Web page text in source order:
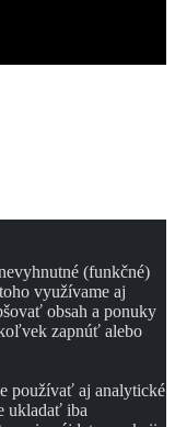
(funkčné)
využívame aj
obsah a ponuky
zapnúť alebo
používať aj analytické
ukladať iba